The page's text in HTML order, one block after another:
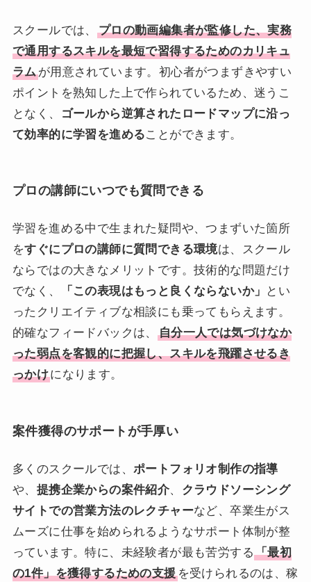
スクールでは、
プロの動画編集者が監修した、実務
で通用するスキルを最短で習得するためのカリキュ
ラムが用意されています。初心者がつまずきやすい
ポイントを熟知した上で作られているため、迷うこ
となく、
ゴールから逆算されたロードマップに沿っ
て効率的に学習を進めることができます。
プロの講師にいつでも質問できる
学習を進める中で生まれた疑問や、つまずいた箇所
をすぐにプロの講師に質問できる環境は、スクール
ならではの大きなメリットです。技術的な問題だけ
でなく、
「この表現はもっと良くならないか」
とい
ったクリエイティブな相談にも乗ってもらえます。
的確なフィードバックは、
自分一人では気づけなか
った弱点を客観的に把握し、スキルを飛躍させるき
っかけになります。
案件獲得のサポートが手厚い
多くのスクールでは、 ポートフォリオ制作の指導
や、 提携企業からの案件紹介、 クラウドソーシング
サイトでの営業方法のレクチャーなど、卒業生がス
ムーズに仕事を始められるようなサポート体制が整
っています。特に、未経験者が最も苦労する 「最初
の1件」を獲得するための支援を受けられるのは、稼